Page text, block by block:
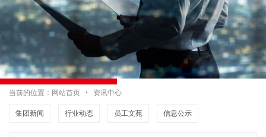
当前的位置： 网站首页  资讯中心
集团新闻 行业动态 员工文苑 信息公示